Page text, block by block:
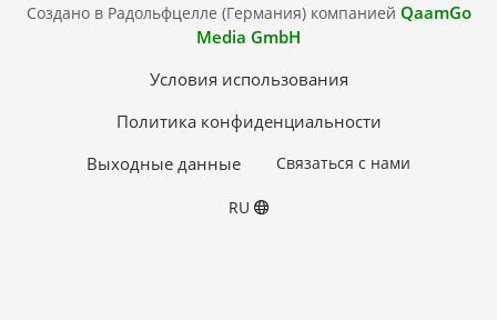
Создано в Радольфцелле (Германия) компанией QaamGo
Media GmbH
Условия использования
Политика конфиденциальности
Выходные данные
Связаться с нами
RU